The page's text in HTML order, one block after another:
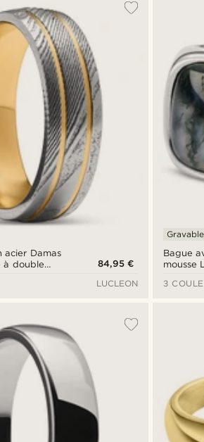
acier Damas
à double
84,95 €
LUCLEON
Bague
mousse
Gravable
3